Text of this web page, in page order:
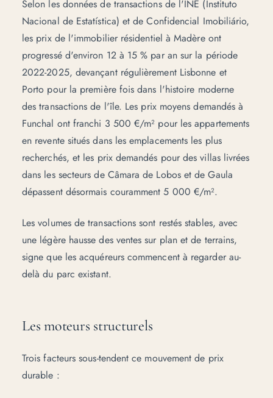
Selon les données de transactions de l'INE (Instituto
Nacional de Estatística) et de Confidencial Imobiliário,
les prix de l'immobilier résidentiel à Madère ont
progressé d'environ 12 à 15 % par an sur la période
2022-2025, devançant régulièrement Lisbonne et
Porto pour la première fois dans l'histoire moderne
des transactions de l'île. Les prix moyens demandés à
Funchal ont franchi 3 500 €/m² pour les appartements
en revente situés dans les emplacements les plus
recherchés, et les prix demandés pour des villas livrées
dans les secteurs de Câmara de Lobos et de Gaula
dépassent désormais couramment 5 000 €/m².
Les volumes de transactions sont restés stables, avec
une légère hausse des ventes sur plan et de terrains,
signe que les acquéreurs commencent à regarder au-
delà du parc existant.
Les moteurs structurels
Trois facteurs sous-tendent ce mouvement de prix
durable :